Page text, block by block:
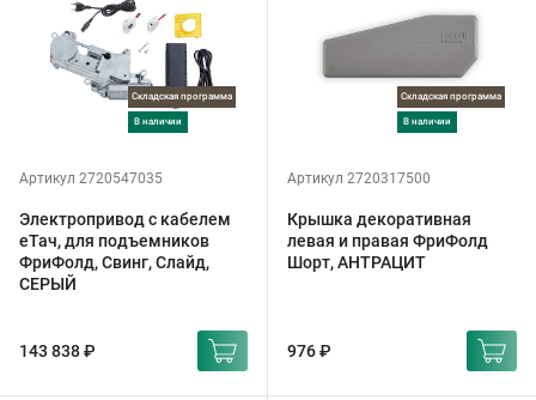
Складская программа
в наличии
Артикул 2720547035
Электропривод с кабелем
еТач, для подъемников
ФриФолд, Свинг, Слайд,
СЕРЫЙ
143 838 ₽
Складская программа
в наличии
Артикул 2720317500
Крышка декоративная
левая и правая ФриФолд
Шорт, АНТРАЦИТ
976 ₽